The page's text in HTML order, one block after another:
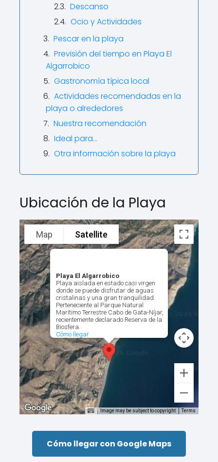
Descanso
Ocio y Actividades
Pescar en la playa
Previsión del tiempo en Playa El
Algarrobico
Gastronomía típica local
Actividades recomendadas en la
playa o alrededores
Nuestra recomendación
Ideal para…
Otra información sobre la playa
Ubicación de la Playa
Playa El Algarrobico
Playa aislada en estado casi virgen
donde se puede disfrutar de aguas
cristalinas y una gran tranquilidad.
Perteneciente al Parque Natural
Marítimo Terrestre Cabo de Gata-Níjar,
recientemente declarado Reserva de la
Biosfera.
Cómo llegar
Map Satellite
Image may be subject to copyright Terms
Cómo llegar con Google Maps